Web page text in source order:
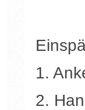
1.
2.